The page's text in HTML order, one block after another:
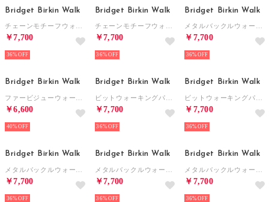
Bridget Birkin Walk
￥7,700
36%
Bridget Birkin Walk
￥7,700
36%
Bridget Birkin Walk
￥7,700
36%
Bridget Birkin Walk
￥6,600
40%
Bridget Birkin Walk
￥7,700
36%
Bridget Birkin Walk
￥7,700
36%
Bridget Birkin Walk
￥7,700
36%
Bridget Birkin Walk
￥7,700
36%
Bridget Birkin Walk
￥7,700
36%